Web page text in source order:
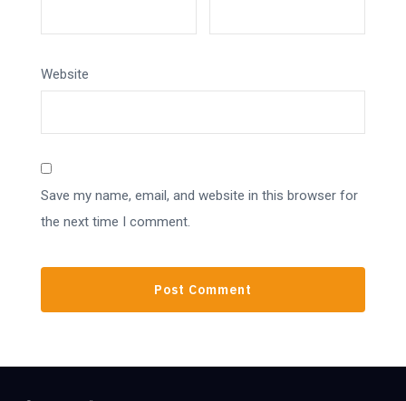
Website
Save my name, email, and website in this browser for
the next time I comment.